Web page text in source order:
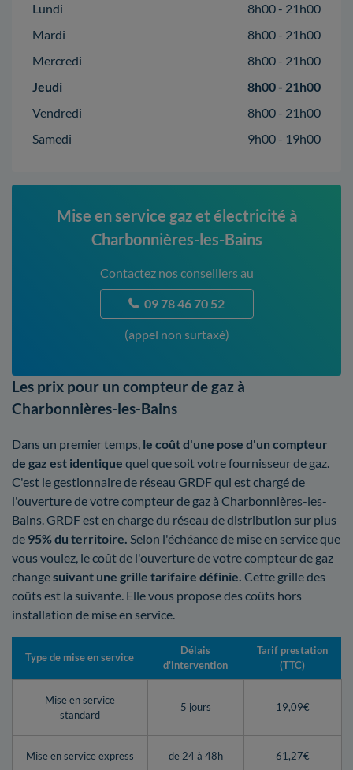
Lundi
8h00 - 21h00
Mardi
8h00 - 21h00
Mercredi
8h00 - 21h00
Jeudi
8h00 - 21h00
Vendredi
8h00 - 21h00
Samedi
9h00 - 19h00
Mise en service gaz et électricité à
Charbonnières-les-Bains
Contactez nos conseillers au
09 78 46 70 52
(appel non surtaxé)
Les prix pour un compteur de gaz à
Charbonnières-les-Bains
Dans un premier temps, le coût d'une pose d'un compteur
de gaz est identique quel que soit votre fournisseur de gaz.
C'est le gestionnaire de réseau GRDF qui est chargé de
l'ouverture de votre compteur de gaz à Charbonnières-les-
Bains. GRDF est en charge du réseau de distribution sur plus
de 95% du territoire. Selon l'échéance de mise en service que
vous voulez, le coût de l'ouverture de votre compteur de gaz
changesuivant une grille tarifaire définie. Cette grille des
coûts est la suivante. Elle vous propose des coûts hors
installation de mise en service.
Type de mise en service
Délais
d'intervention
Tarif prestation
(TTC)
Mise en service
standard
5 jours 19,09€
Mise en service express de 24 à 48h 61,27€